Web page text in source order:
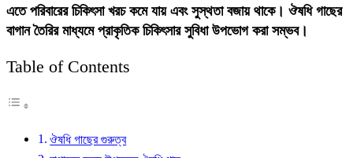
এতে পরিবারের চিকিৎসা খরচ কমে যায় এবং সুস্থতা বজায় থাকে। ঔষধি গাছের
বাগান তৈরির মাধ্যমে প্রাকৃতিক চিকিৎসার সুবিধা উপভোগ করা সম্ভব।
Table of Contents
ঔষধি গাছের গুরুত্ব